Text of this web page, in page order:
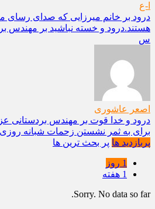
ا-ع
درود بر خانم میرزایی که صدای رسای
هستند.درود و خسته نباشید بر مهندس
س
اصعر عاشوری
درود و خدا قوت بر مهندس بردستانی
برای به ثمر نشستن زحمات شبانه
پربازدید ها پر بحث ترین ها
1 روز
1 هفته
Sorry. No data so far.